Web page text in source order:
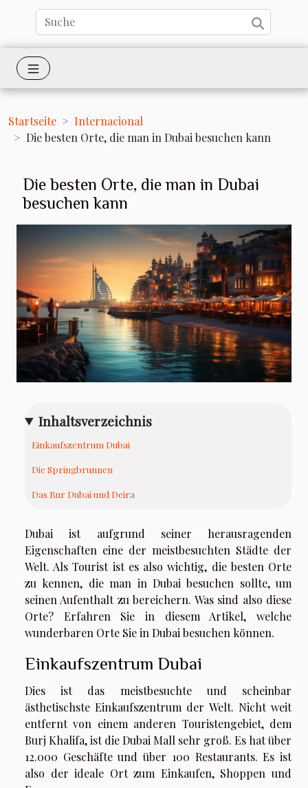
Startseite
Internacional
Die besten Orte, die man in Dubai besuchen kann
Die besten Orte, die man in Dubai
besuchen kann
Inhaltsverzeichnis
Einkaufszentrum Dubai
Die Springbrunnen
Das Bur Dubai und Deira
Dubai ist aufgrund seiner herausragenden
Eigenschaften eine der meistbesuchten Städte der
Welt. Als Tourist ist es also wichtig, die besten Orte
zu kennen, die man in Dubai besuchen sollte, um
seinen Aufenthalt zu bereichern. Was sind also diese
Orte? Erfahren Sie in diesem Artikel, welche
wunderbaren Orte Sie in Dubai besuchen können.
Einkaufszentrum Dubai
Dies ist das meistbesuchte und scheinbar
ästhetischste Einkaufszentrum der Welt. Nicht weit
entfernt von einem anderen Touristengebiet, dem
Burj Khalifa, ist die Dubai Mall sehr groß. Es hat über
12.000 Geschäfte und über 100 Restaurants. Es ist
also der ideale Ort zum Einkaufen, Shoppen und